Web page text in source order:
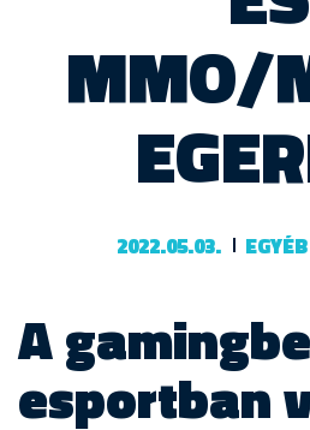
MMO/
2022.05.03.
A
esportban